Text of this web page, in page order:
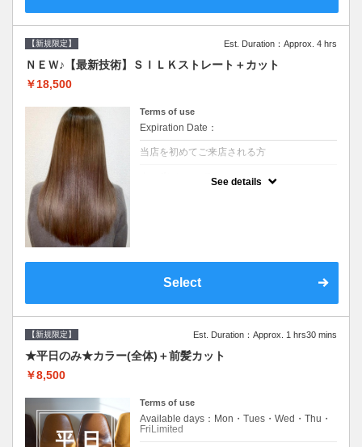
【新規限定】 Est. Duration：Approx. 4 hrs
ＮＥＷ♪【最新技術】ＳＩＬＫストレート＋カット
￥18,500
Terms of use
Expiration Date：
当店を初めてご来店される方
See details
Select
【新規限定】 Est. Duration：Approx. 1 hrs30 mins
★平日のみ★カラー(全体)＋前髪カット
￥8,500
Terms of use
Available days：Mon・Tues・Wed・Thu・
FriLimited